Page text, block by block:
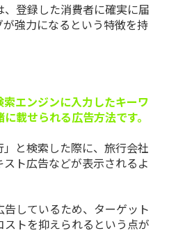
登録した消費者に確実に届
強力になるという特徴を持
エンジンに入力したキーワ
載せられる広告方法です。
と検索した際に、旅行会社
ト広告などが表示されるよ
しているため、ターゲット
トを抑えられるという点が